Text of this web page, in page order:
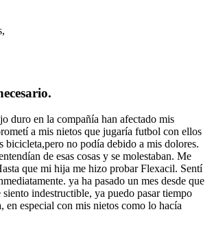
duro en la compañía han afectado mis
a mis nietos que jugaría futbol con ellos
bicicleta,pero no podía debido a mis dolores.
de esas cosas y se molestaban. Me
que mi hija me hizo probar Flexacil. Sentí
ya ha pasado un mes desde que
indestructible, ya puedo pasar tiempo
en especial con mis nietos como lo hacía